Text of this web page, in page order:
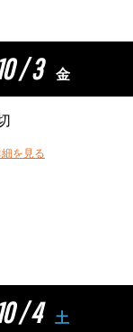
/ 3 金
を見る
/ 4 土